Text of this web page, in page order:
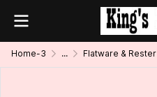
Home-3 ... Flatware & Rester